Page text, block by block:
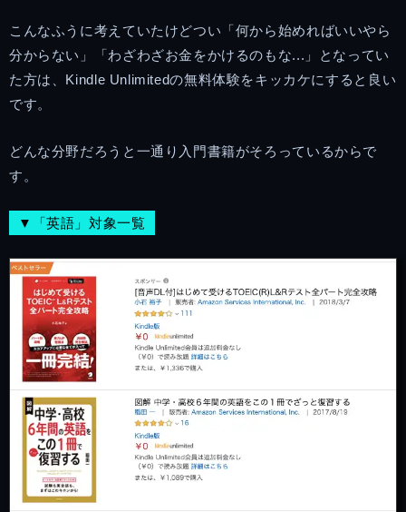
こんなふうに考えていたけどつい「何から始めればいいやら
分からない」「わざわざお金をかけるのもな...」となってい
た方は、Kindle Unlimitedの無料体験をキッカケにすると良い
です。
どんな分野だろうと一通り入門書籍がそろっているからで
す。
▼「英語」対象一覧